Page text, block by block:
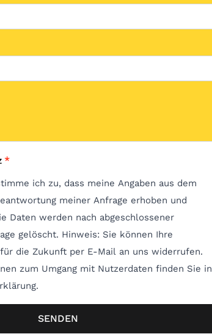
*
ich zu, dass meine Angaben aus dem
meiner Anfrage erhoben und
Daten werden nach abgeschlossener
Sie können Ihre
die Zukunft per E-Mail an uns widerrufen.
zum Umgang mit Nutzerdaten finden Sie in
SENDEN